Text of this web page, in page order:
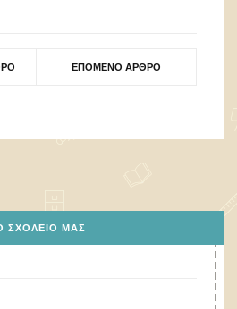
ΕΠΌΜΕΝΟ ΆΡΘΡΟ
ΣΧΟΛΕΊΟ ΜΑΣ